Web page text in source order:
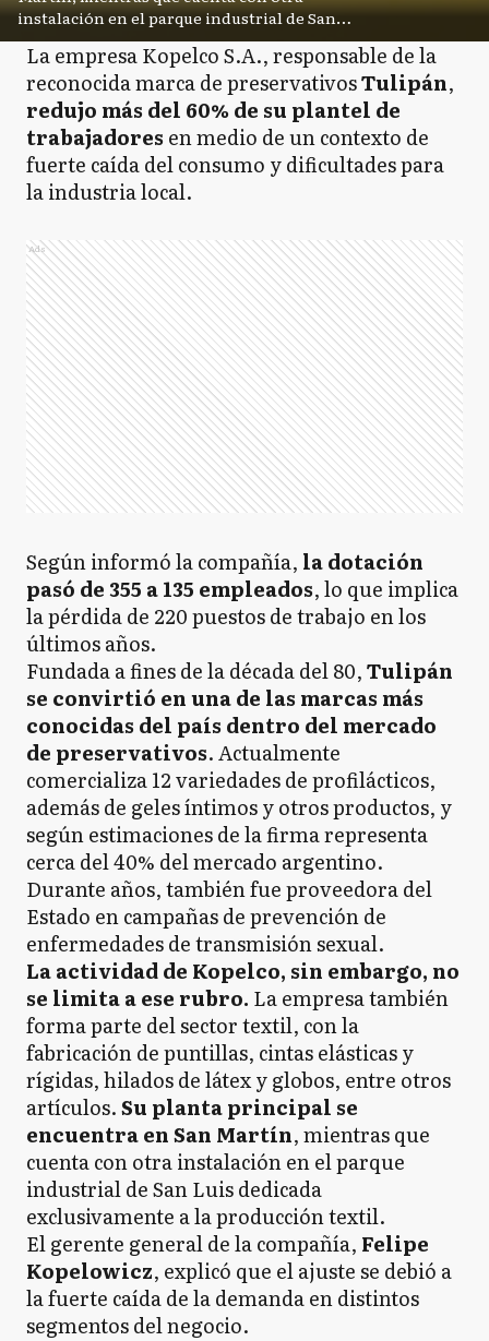
instalación en el parque industrial de San
Luis.
La empresa Kopelco S.A., responsable de la
reconocida marca de preservativosTulipán,
redujo más del 60% de su plantel de
trabajadores en medio de un contexto de
fuerte caída del consumo y dificultades para
la industria local.
Ads
Según informó la compañía, la dotación
pasó de 355 a 135 empleados, lo que implica
la pérdida de 220 puestos de trabajo en los
últimos años.
Fundada a fines de la década del 80,Tulipán
se convirtió en una de las marcas más
conocidas del país dentro del mercado
de preservativos. Actualmente
comercializa 12 variedades de profilácticos,
además de geles íntimos y otros productos, y
según estimaciones de la firma representa
cerca del 40% del mercado argentino.
Durante años, también fue proveedora del
Estado en campañas de prevención de
enfermedades de transmisión sexual.
La actividad de Kopelco, sin embargo, no
se limita a ese rubro. La empresa también
forma parte del sector textil, con la
fabricación de puntillas, cintas elásticas y
rígidas, hilados de látex y globos, entre otros
artículos.Su planta principal se
encuentra en San Martín, mientras que
cuenta con otra instalación en el parque
industrial de San Luis dedicada
exclusivamente a la producción textil.
El gerente general de la compañía, Felipe
Kopelowicz, explicó que el ajuste se debió a
la fuerte caída de la demanda en distintos
segmentos del negocio.